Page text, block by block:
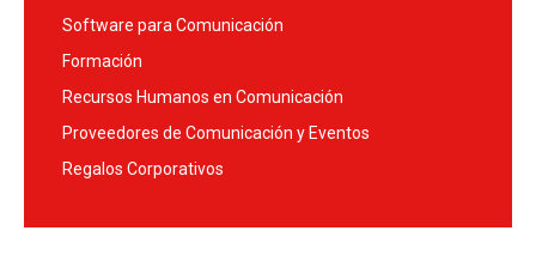
Software para Comunicación
Formación
Recursos Humanos en Comunicación
Proveedores de Comunicación y Eventos
Regalos Corporativos